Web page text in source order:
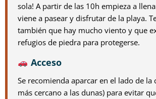
sola! A partir de las 10h empieza a
viene a pasear y disfrutar de la playa.
también que hay mucho viento y que
refugios de piedra para protegerse.
Acceso
Se recomienda aparcar en el lado de la
más cercano a las dunas) para evitar